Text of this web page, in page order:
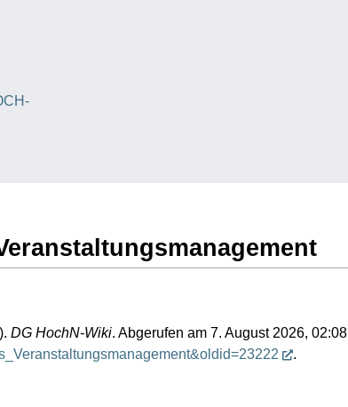
DG HochN-Wiki. Abgerufen am 7. August 2026, 02:08
.